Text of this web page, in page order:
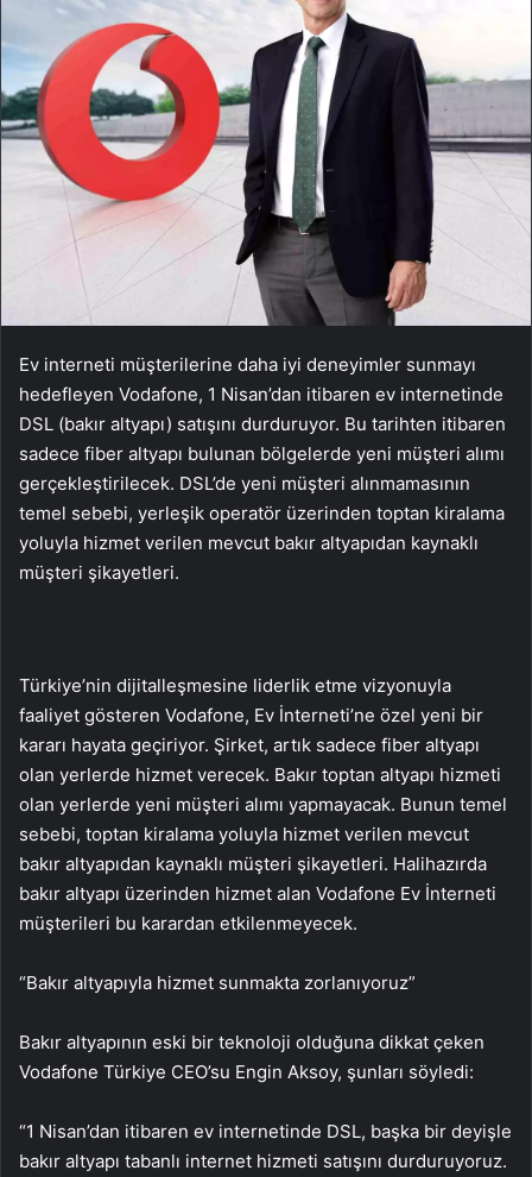
Ev interneti müşterilerine daha iyi deneyimler sunmayı
hedefleyen Vodafone, 1 Nisan’dan itibaren ev internetinde
DSL (bakır altyapı) satışını durduruyor. Bu tarihten itibaren
sadece fiber altyapı bulunan bölgelerde yeni müşteri alımı
gerçekleştirilecek. DSL’de yeni müşteri alınmamasının
temel sebebi, yerleşik operatör üzerinden toptan kiralama
yoluyla hizmet verilen mevcut bakır altyapıdan kaynaklı
müşteri şikayetleri.
Türkiye’nin dijitalleşmesine liderlik etme vizyonuyla
faaliyet gösteren Vodafone, Ev İnterneti’ne özel yeni bir
kararı hayata geçiriyor. Şirket, artık sadece fiber altyapı
olan yerlerde hizmet verecek. Bakır toptan altyapı hizmeti
olan yerlerde yeni müşteri alımı yapmayacak. Bunun temel
sebebi, toptan kiralama yoluyla hizmet verilen mevcut
bakır altyapıdan kaynaklı müşteri şikayetleri. Halihazırda
bakır altyapı üzerinden hizmet alan Vodafone Ev İnterneti
müşterileri bu karardan etkilenmeyecek.
“Bakır altyapıyla hizmet sunmakta zorlanıyoruz”
Bakır altyapının eski bir teknoloji olduğuna dikkat çeken
Vodafone Türkiye CEO’su Engin Aksoy, şunları söyledi:
“1 Nisan’dan itibaren ev internetinde DSL, başka bir deyişle
bakır altyapı tabanlı internet hizmeti satışını durduruyoruz.